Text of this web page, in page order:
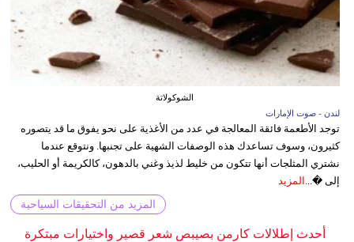
الشوكولاتة
لندن - صوت الإمارات
توجد الأطعمة فائقة المعالجة في عدد من الأغذية على نحو يفوق ما قد يتصوره
كثيرون، وسوف تساعدك هذه الوصفات الشهية على تجنبها. ونتوقع عندما
نشتري المثلجات أنها تتكون من خليط لذيذ وغني بالدهون، كالكريمة أو الحليب،
إلى �... المزيد
المزيد من التحقيقات السياحية
أحدث إطلالات كارمن بصيبص شعر قصير واختيارات مبتكرة